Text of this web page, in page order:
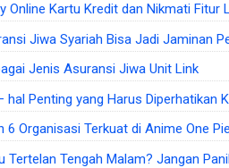
Online Kartu Kredit dan Nikmati Fitur
Jiwa Syariah Bisa Jadi Jaminan
Jenis Asuransi Jiwa Unit Link
hal Penting yang Harus Diperhatikan
6 Organisasi Terkuat di Anime One
Tertelan Tengah Malam? Jangan